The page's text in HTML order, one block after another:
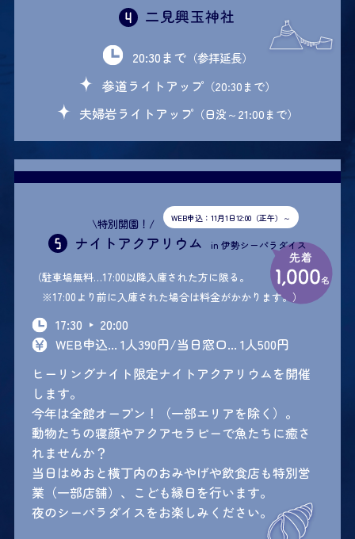
二見興玉神社
20:30まで （参拝延長）
参道ライトアップ（20:30まで）
夫婦岩ライトアップ （日没～21:00まで）
\特別開園！/ WEB申込：11月1日12:00（正午）～
ナイトアクアリウム in 伊勢シーパラダイス
（駐車場無料…17:00以降入庫された方に限る。
※17:00より前に入庫された場合は料金がかかります。）
17:30
20:00
WEB申込... 1人390円/当日窓口... 1人500円
ヒーリングナイト限定ナイトアクアリウムを開催
します。
今年は全館オープン！（一部エリアを除く）。
動物たちの寝顔やアクアセラピーで魚たちに癒さ
れませんか？
当日はめおと横丁内のおみやげや飲食店も特別営
業（一部店舗）、こども縁日を行います。
夜のシーパラダイスをお楽しみください。